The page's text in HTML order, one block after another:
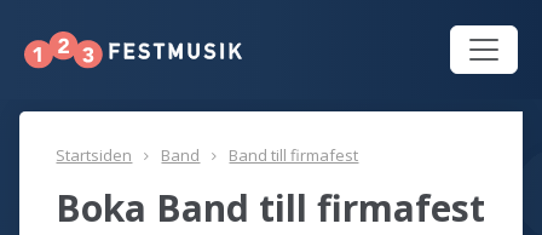
Startsiden Band Band till firmafest
Boka Band till firmafest